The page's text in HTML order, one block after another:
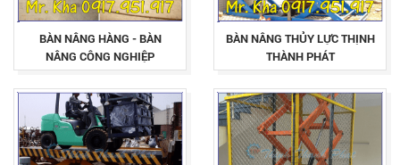
BÀN NÂNG HÀNG - BÀN
NÂNG CÔNG NGHIỆP
BÀN NÂNG THỦY LỰC THỊNH
THÀNH PHÁT